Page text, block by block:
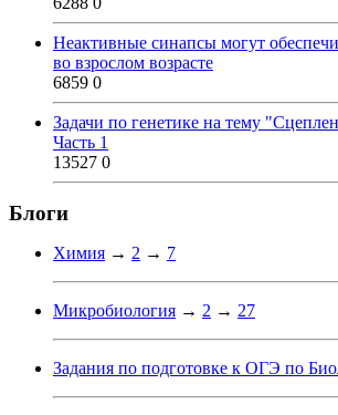
Неактивные синапсы могут
во взрослом возрасте
6859 0
Задачи по генетике на тему
Часть 1
13527 0
Блоги
Химия → 2 → 7
Микробиология → 2 → 27
Задания по подготовке к ОГЭ по